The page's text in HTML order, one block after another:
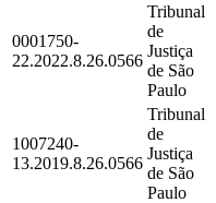
0001750-
22.2022.8.26.0566
Tribunal
de
Justiça
de São
Paulo
1007240-
13.2019.8.26.0566
Tribunal
de
Justiça
de São
Paulo